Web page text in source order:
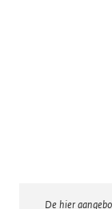
De hier